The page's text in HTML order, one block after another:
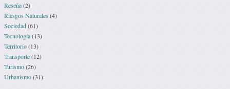
Reseña(2)
Riesgos Naturales(4)
Sociedad(61)
Tecnología(13)
Territorio(13)
Transporte(12)
Turismo(26)
Urbanismo(31)